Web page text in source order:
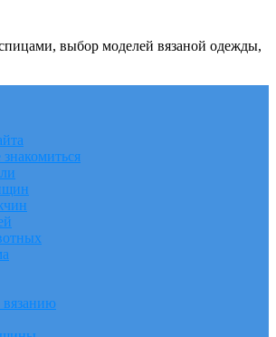
выбор моделей вязаной одежды,
знакомиться